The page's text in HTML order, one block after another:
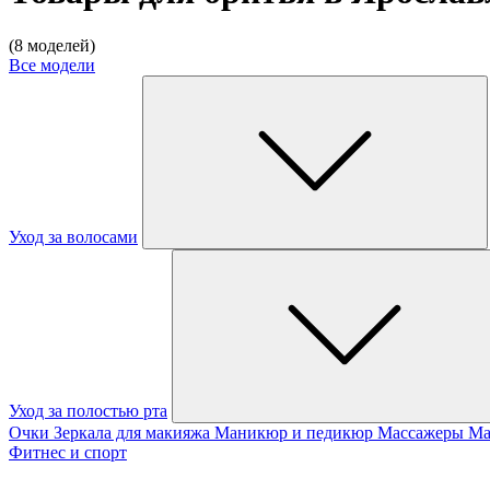
(8 моделей)
Все модели
Уход за волосами
Уход за полостью рта
Очки Зеркала для макияжа Маникюр и педикюр Массажеры
Фитнес и спорт